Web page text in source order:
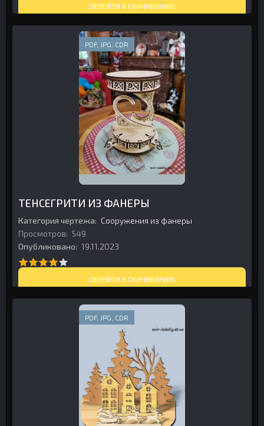
ПЕРЕЙТИ К СКАЧИВАНИЮ
PDF, JPG, CDR
ТЕНСЕГРИТИ ИЗ ФАНЕРЫ
Категория чертежа: Сооружения из фанеры
Просмотров: 549
Опубликовано: 19.11.2023
ПЕРЕЙТИ К СКАЧИВАНИЮ
PDF, JPG, CDR